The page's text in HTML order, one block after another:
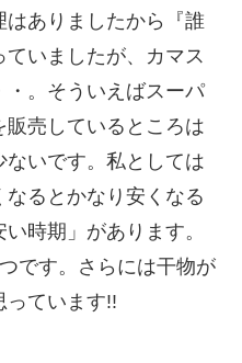
ありましたから『誰
いましたが、カマス
。そういえばスーパ
売しているところは
いです。私としては
るとかなり安くなる
時期」があります。
です。さらには干物が
っています!!